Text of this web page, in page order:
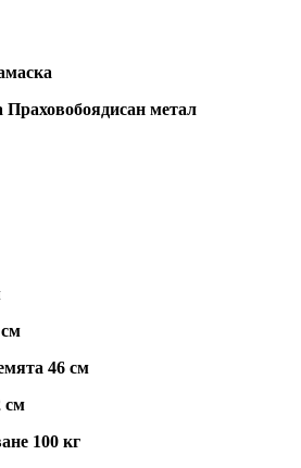
Праховобоядисан метал
46 см
см
100 кг